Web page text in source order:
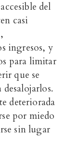
del
casi
ingresos, y
para limitar
que se
desalojarlos.
deteriorada
por miedo
sin lugar